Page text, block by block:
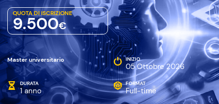
QUOTA DI ISCRIZIONE
9.500€
Master universitario INIZIO
05 Ottobre 2026
DURATA
1 anno
FORMAT
Full-time